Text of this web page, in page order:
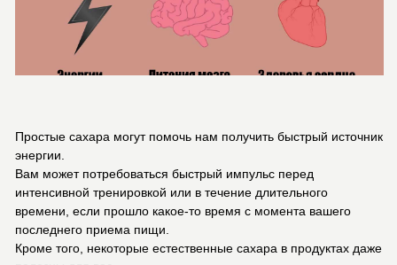
Простые сахара могут помочь нам получить быстрый источник
энергии.
Вам может потребоваться быстрый импульс перед
интенсивной тренировкой или в течение длительного
времени, если прошло какое-то время с момента вашего
последнего приема пищи.
Кроме того, некоторые естественные сахара в продуктах даже